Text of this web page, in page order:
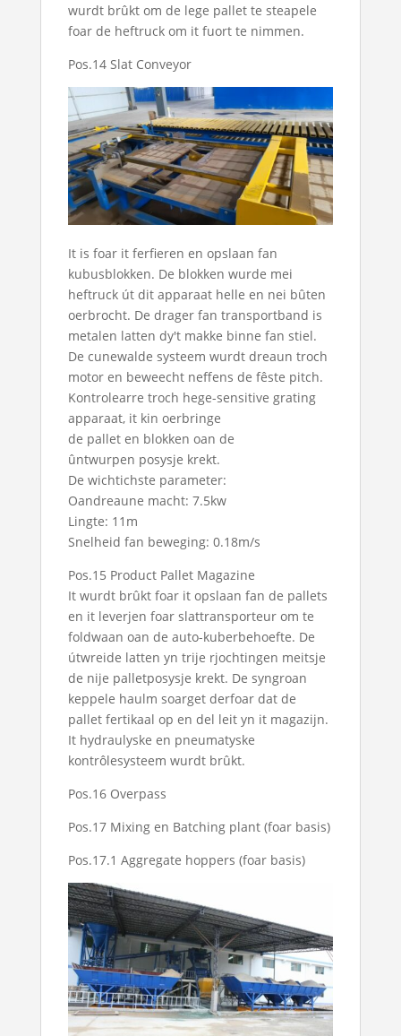
wurdt brûkt om de lege pallet te steapele
foar de heftruck om it fuort te nimmen.
Pos.14 Slat Conveyor
It is foar it ferfieren en opslaan fan
kubusblokken. De blokken wurde mei
heftruck út dit apparaat helle en nei bûten
oerbrocht. De drager fan transportband is
metalen latten dy't makke binne fan stiel.
De cunewalde systeem wurdt dreaun troch
motor en beweecht neffens de fêste pitch.
Kontrolearre troch hege-sensitive grating
apparaat, it kin oerbringe
de pallet en blokken oan de
ûntwurpen posysje krekt.
De wichtichste parameter:
Oandreaune macht: 7.5kw
Lingte: 11m
Snelheid fan beweging: 0.18m/s
Pos.15 Product Pallet Magazine
It wurdt brûkt foar it opslaan fan de pallets
en it leverjen foar slattransporteur om te
foldwaan oan de auto-kuberbehoefte. De
útwreide latten yn trije rjochtingen meitsje
de nije palletposysje krekt. De syngroan
keppele haulm soarget derfoar dat de
pallet fertikaal op en del leit yn it magazijn.
It hydraulyske en pneumatyske
kontrôlesysteem wurdt brûkt.
Pos.16 Overpass
Pos.17 Mixing en Batching plant (foar basis)
Pos.17.1 Aggregate hoppers (foar basis)